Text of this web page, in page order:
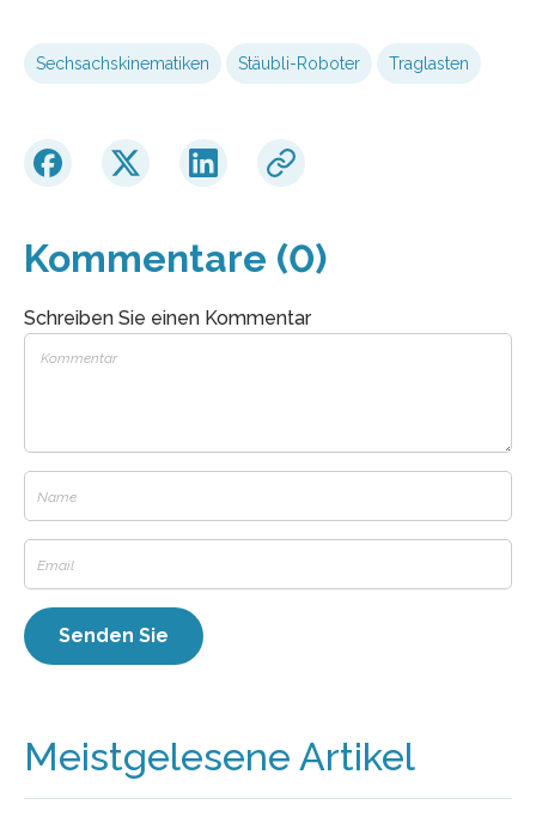
Sechsachskinematiken Stäubli-Roboter Traglasten
Kommentare (0)
Schreiben Sie einen Kommentar
Meistgelesene Artikel